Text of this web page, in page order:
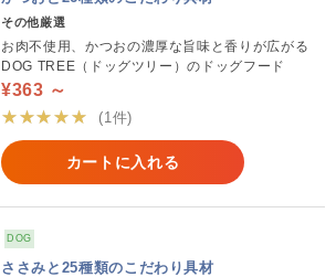
その他厳選
お肉不使用、かつおの濃厚な旨味と香りが広がる
DOG TREE（ドッグツリー）のドッグフード
¥363 ～
★★★★★
(1件)
カートに入れる
DOG
ささみと25種類のこだわり具材